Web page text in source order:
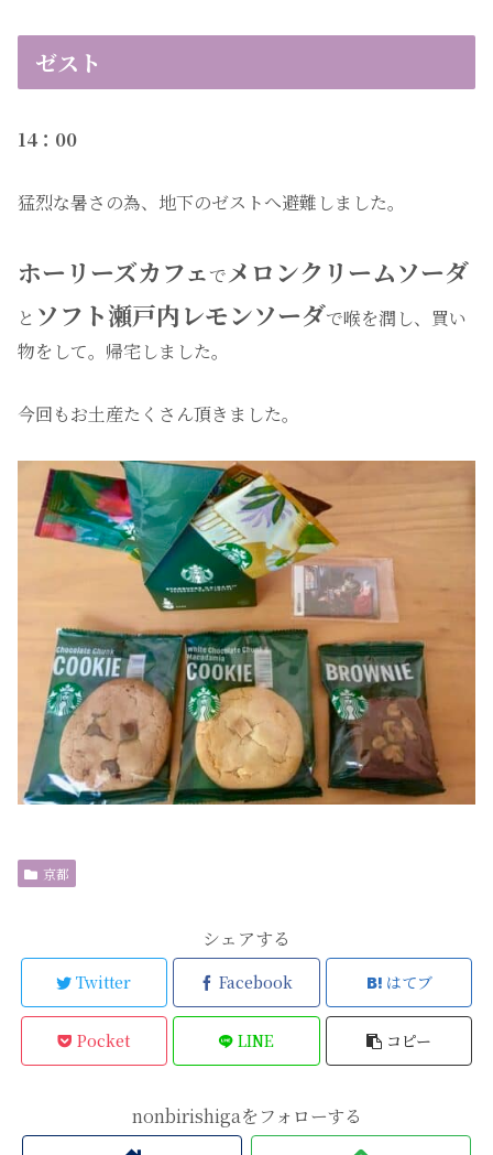
ゼスト
14：00
猛烈な暑さの為、地下のゼストへ避難しました。
ホーリーズカフェでメロンクリームソーダ
と ソフト瀬戸内レモンソーダで喉を潤し、買い
物をして。帰宅しました。
今回もお土産たくさん頂きました。
京都
シェアする
Twitter Facebook はてブ
Pocket LINE コピー
nonbirishigaをフォローする